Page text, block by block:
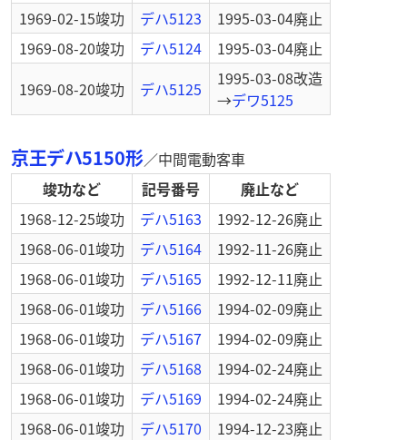
1969-02-15竣功 デハ5123 1995-03-04廃止
1969-08-20竣功 デハ5124 1995-03-04廃止
1969-08-20竣功 デハ5125 1995-03-08改造
→デワ5125
京王デハ5150形／中間電動客車
竣功など
記号番号
廃止など
1968-12-25竣功 デハ5163 1992-12-26廃止
1968-06-01竣功 デハ5164 1992-11-26廃止
1968-06-01竣功 デハ5165 1992-12-11廃止
1968-06-01竣功 デハ5166 1994-02-09廃止
1968-06-01竣功 デハ5167 1994-02-09廃止
1968-06-01竣功 デハ5168 1994-02-24廃止
1968-06-01竣功 デハ5169 1994-02-24廃止
1968-06-01竣功 デハ5170 1994-12-23廃止